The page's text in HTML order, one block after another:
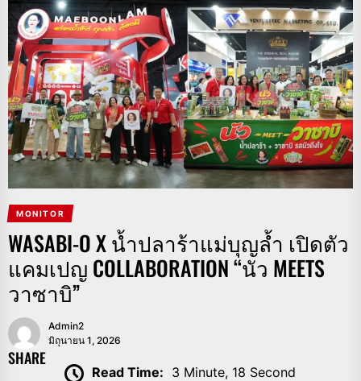
MONITOR
WASABI-O X น้ำปลาร้าแม่บุญล้ำ เปิดตัว
แคมเปญ COLLABORATION “นัว MEETS
วาซาบิ”
Admin2
มิถุนายน 1, 2026
SHARE
Read Time: 3 Minute, 18 Second